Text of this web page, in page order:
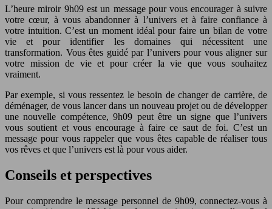
L’heure miroir 9h09 est un message pour vous encourager à suivre
votre cœur, à vous abandonner à l’univers et à faire confiance à
votre intuition. C’est un moment idéal pour faire un bilan de votre
vie et pour identifier les domaines qui nécessitent une
transformation. Vous êtes guidé par l’univers pour vous aligner sur
votre mission de vie et pour créer la vie que vous souhaitez
vraiment.
Par exemple, si vous ressentez le besoin de changer de carrière, de
déménager, de vous lancer dans un nouveau projet ou de développer
une nouvelle compétence, 9h09 peut être un signe que l’univers
vous soutient et vous encourage à faire ce saut de foi. C’est un
message pour vous rappeler que vous êtes capable de réaliser tous
vos rêves et que l’univers est là pour vous aider.
Conseils et perspectives
Pour comprendre le message personnel de 9h09, connectez-vous à